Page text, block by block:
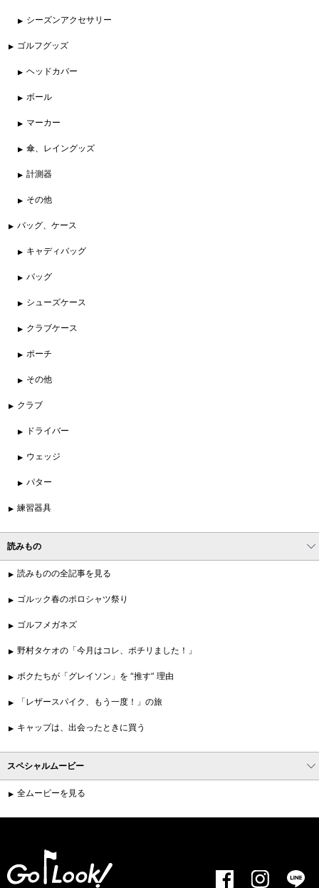
シーズンアクセサリー
ゴルフグッズ
ヘッドカバー
ボール
マーカー
傘、レイングッズ
計測器
その他
バッグ、ケース
キャディバッグ
バッグ
シューズケース
クラブケース
ポーチ
その他
クラブ
ドライバー
ウェッジ
パター
練習器具
読みもの
読みものの全記事を見る
ゴルック春のポロシャツ祭り
ゴルフメガネズ
野村タケオの「今月はコレ、ポチリました！」
ボクたちが「グレイソン」を “推す” 理由
「レザースパイク、もう一度！」の旅
キャップは、出会ったときに買う
スペシャルムービー
全ムービーを見る